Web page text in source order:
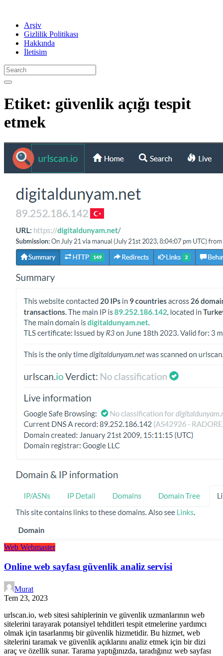
Arşiv
Gizlilik Politikası
Hakkında
İletisim
Etiket: güvenlik açığı tespit
etmek
Web Webmaster
Online web sayfası güvenlik analiz servisi
Murat
Tem 23, 2023
urlscan.io, web sitesi sahiplerinin ve güvenlik uzmanlarının web
sitelerini tarayarak potansiyel tehditleri tespit etmelerine yardımcı
olmak için tasarlanmış bir güvenlik hizmetidir. Bu hizmet, web
sitelerini taramak ve güvenlik açıklarını analiz etmek için bir dizi
araç ve özellik sunar. Tarama yaptığınızda, taradığınız web sayfası